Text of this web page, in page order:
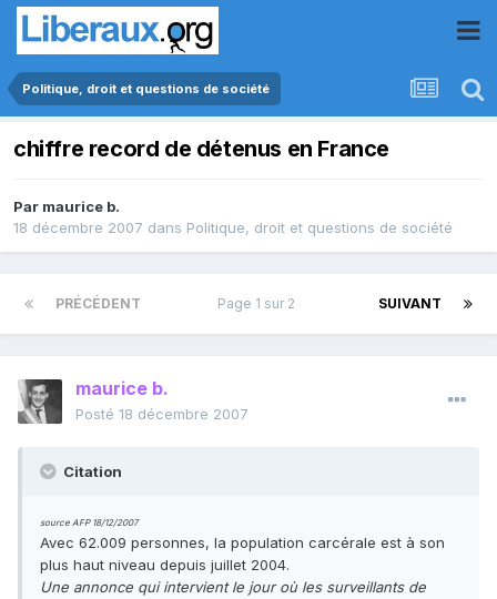
Politique, droit et questions de société
chiffre record de détenus en France
Par maurice b.
18 décembre 2007 dans Politique, droit et questions de société
PRÉCÉDENT SUIVANT
Page 1 sur 2
maurice b.
Posté 18 décembre 2007
Citation
source AFP 18/12/2007
Avec 62.009 personnes, la population carcérale est à son
plus haut niveau depuis juillet 2004.
Une annonce qui intervient le jour où les surveillants de